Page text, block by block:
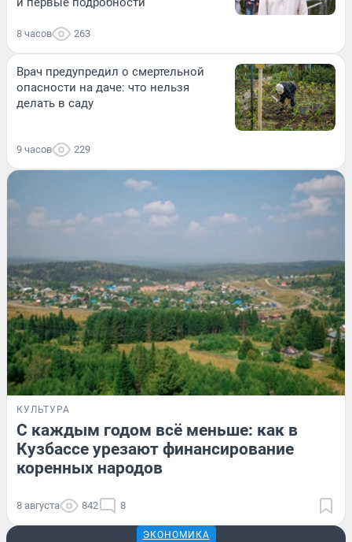
8 часов 263
Врач предупредил о смертельной
опасности на даче: что нельзя
делать в саду
9 часов 229
КУЛЬТУРА
С каждым годом всё меньше: как в
Кузбассе урезают финансирование
коренных народов
8 августа 842 8
ЭКОНОМИКА